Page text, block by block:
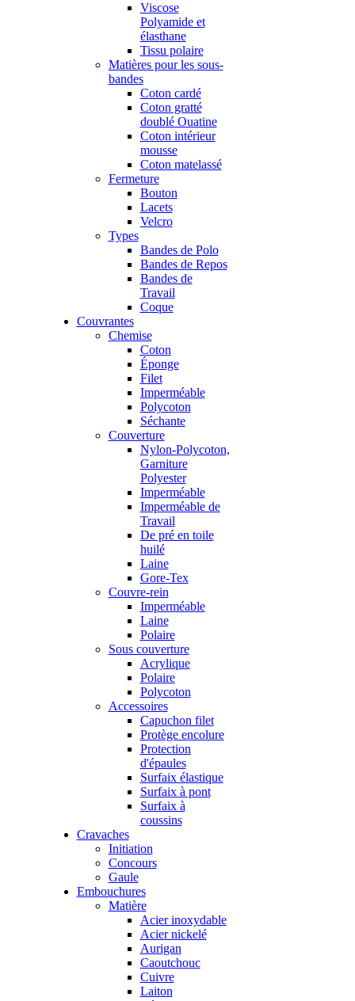
Viscose
Polyamide et
élasthane
Tissu polaire
Matières pour les sous-
bandes
Coton cardé
Coton gratté
doublé Ouatine
Coton intérieur
mousse
Coton matelassé
Fermeture
Bouton
Lacets
Velcro
Types
Bandes de Polo
Bandes de Repos
Bandes de
Travail
Coque
Couvrantes
Chemise
Coton
Éponge
Filet
Imperméable
Polycoton
Séchante
Couverture
Nylon-Polycoton,
Garniture
Polyester
Imperméable
Imperméable de
Travail
De pré en toile
huilé
Laine
Gore-Tex
Couvre-rein
Imperméable
Laine
Polaire
Sous couverture
Acrylique
Polaire
Polycoton
Accessoires
Capuchon filet
Protège encolure
Protection
d'épaules
Surfaix élastique
Surfaix à pont
Surfaix à
coussins
Cravaches
Initiation
Concours
Gaule
Embouchures
Matière
Acier inoxydable
Acier nickelé
Aurigan
Caoutchouc
Cuivre
Laiton